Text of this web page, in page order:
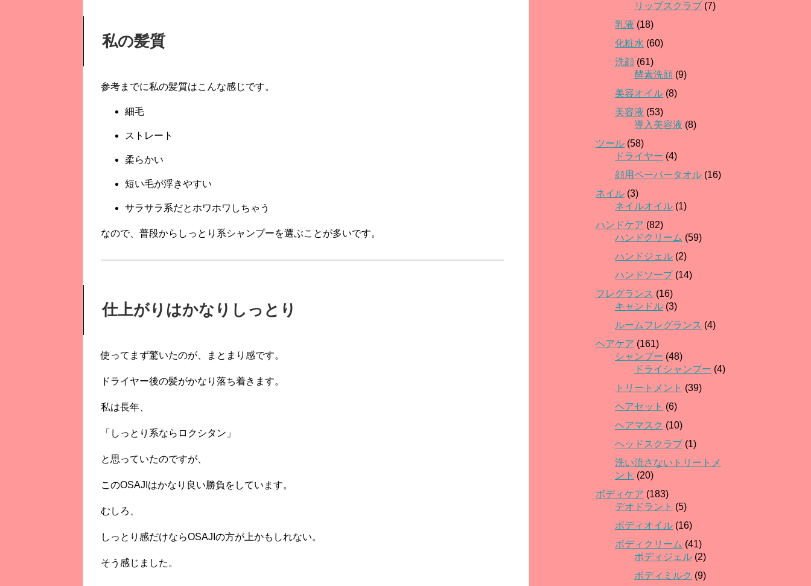
私の髪質
参考までに私の髪質はこんな感じです。
細毛
ストレート
柔らかい
短い毛が浮きやすい
サラサラ系だとホワホワしちゃう
なので、普段からしっとり系シャンプーを選ぶことが多いです。
仕上がりはかなりしっとり
使ってまず驚いたのが、まとまり感です。
ドライヤー後の髪がかなり落ち着きます。
私は長年、
「しっとり系ならロクシタン」
と思っていたのですが、
このOSAJIはかなり良い勝負をしています。
むしろ、
しっとり感だけならOSAJIの方が上かもしれない。
そう感じました。
リップスクラブ (7)
乳液 (18)
化粧水 (60)
洗顔 (61)
酵素洗顔 (9)
美容オイル (8)
美容液 (53)
導入美容液 (8)
ツール (58)
ドライヤー (4)
顔用ペーパータオル (16)
ネイル (3)
ネイルオイル (1)
ハンドケア (82)
ハンドクリーム (59)
ハンドジェル (2)
ハンドソープ(14)
フレグランス (16)
キャンドル (3)
ルームフレグランス (4)
ヘアケア (161)
シャンプー (48)
ドライシャンプー (4)
トリートメント (39)
ヘアセット (6)
ヘアマスク (10)
ヘッドスクラブ (1)
洗い流さないトリートメ
ント (20)
ボディケア (183)
デオドラント (5)
ボディオイル (16)
ボディクリーム (41)
ボディジェル (2)
ボディミルク (9)